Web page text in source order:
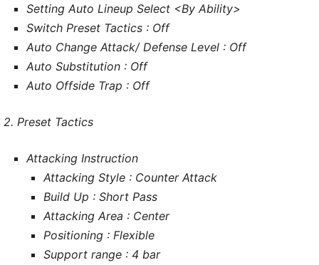
Setting Auto Lineup Select <By Ability>
Switch Preset Tactics : Off
Auto Change Attack/ Defense Level : Off
Auto Substitution : Off
Auto Offside Trap : Off
2. Preset Tactics
Attacking Instruction
Attacking Style : Counter Attack
Build Up : Short Pass
Attacking Area : Center
Positioning : Flexible
Support range : 4 bar